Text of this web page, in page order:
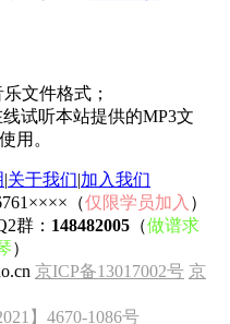
文件格式；
试听本站提供的MP3文
使用。
|关于我们|加入我们
（仅限学员加入 ）
群： 148482005 （做谱求
）
京ICP备13017002号 京
】4670-1086号